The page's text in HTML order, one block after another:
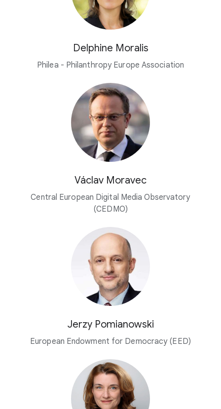
Delphine Moralis
Philea - Philanthropy Europe Association
Václav Moravec
Central European Digital Media Observatory
(CEDMO)
Jerzy Pomianowski
European Endowment for Democracy (EED)